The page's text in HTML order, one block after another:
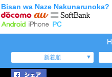
Bisan wa Naze Nakunarunoka?
新着順